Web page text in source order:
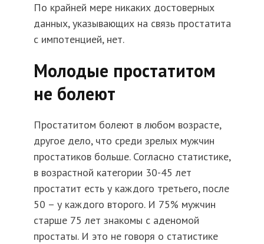
По крайней мере никаких достоверных
данных, указывающих на связь простатита
с импотенцией, нет.
Молодые простатитом
не болеют
Простатитом болеют в любом возрасте,
другое дело, что среди зрелых мужчин
простатиков больше. Согласно статистике,
в возрастной категории 30-45 лет
простатит есть у каждого третьего, после
50 – у каждого второго. И 75% мужчин
старше 75 лет знакомы с аденомой
простаты. И это не говоря о статистике